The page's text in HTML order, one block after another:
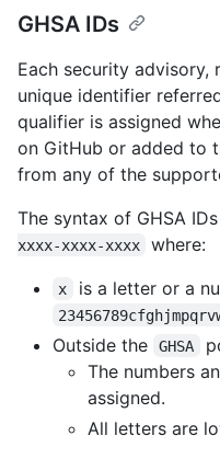
GHSA IDs
Each security advisory,
unique identifier
qualifier is assigned
on GitHub or added to
from any of the
The syntax of GHSA
xxxx-xxxx-xxxx
where:
x is a letter or a
Outside the
GHSA
The numbers
assigned.
All letters are